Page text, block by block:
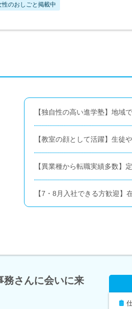
性のおしごと掲載中
【独自性の高い進学塾】地域
【教室の顔として活躍】生徒
【異業種から転職実績多数
【7・8月入社できる方歓迎】
さんに会いに来